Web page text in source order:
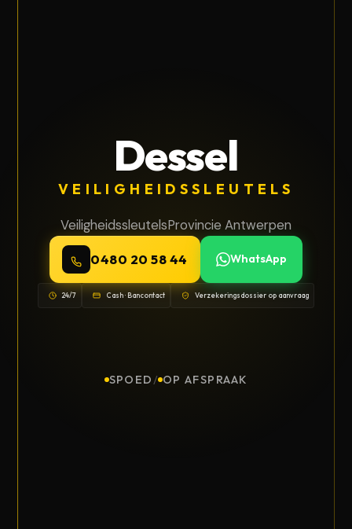
Dessel
VEILIGHEIDSSLEUTELS
VeiligheidssleutelsProvincie Antwerpen
0480 20 58 44 WhatsApp
24/7 Cash · Bancontact Verzekeringsdossier op aanvraag
SPOED / OP AFSPRAAK